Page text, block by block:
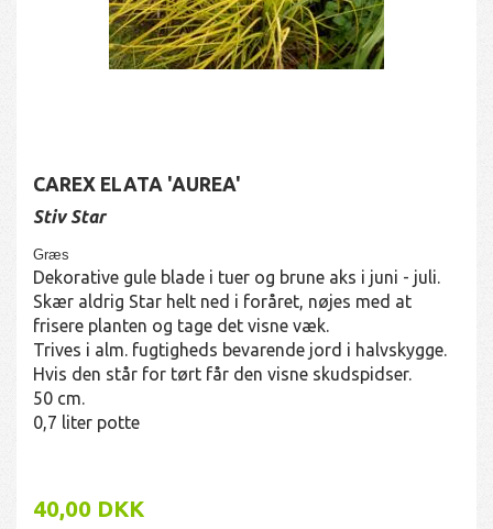
CAREX ELATA 'AUREA'
Stiv Star
Græs
Dekorative gule blade i tuer og brune aks i juni - juli.
Skær aldrig Star helt ned i foråret, nøjes med at
frisere planten og tage det visne væk.
Trives i alm. fugtigheds bevarende jord i halvskygge.
Hvis den står for tørt får den visne skudspidser.
50 cm.
0,7 liter potte
40,00 DKK